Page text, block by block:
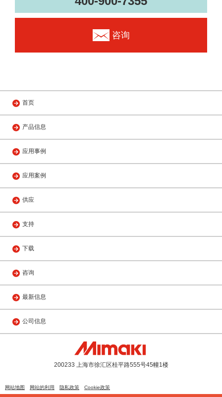
咨询
首页
产品信息
应用事例
应用案例
供应
支持
下载
咨询
最新信息
公司信息
200233 上海市徐汇区桂平路555号45幢1楼
网站地图 网站的利用 隐私政策 Cookie政策